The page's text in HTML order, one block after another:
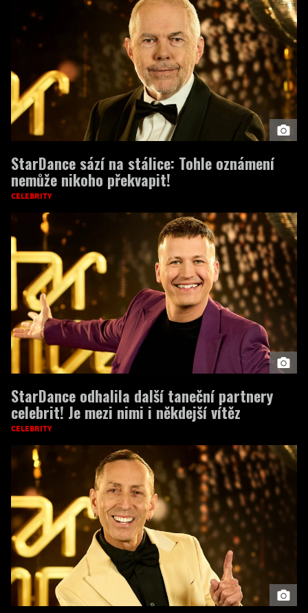
StarDance sází na stálice: Tohle oznámení
nemůže nikoho překvapit!
CELEBRITY
StarDance odhalila další taneční partnery
celebrit! Je mezi nimi i někdejší vítěz
CELEBRITY